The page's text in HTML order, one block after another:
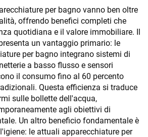
per bagno vanno ben oltre
offrendo benefici completi che
quotidiana e il valore immobiliare. Il
un vantaggio primario: le
per bagno integrano sistemi di
a basso flusso e sensori
il consumo fino al 60 percento
Questa efficienza si traduce
sulle bollette dell'acqua,
agli obiettivi di
Un altro beneficio fondamentale è
le attuali apparecchiature per